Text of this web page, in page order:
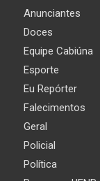
Anunciantes
Doces
Equipe Cabiúna
Esporte
Eu Repórter
Falecimentos
Geral
Policial
Política